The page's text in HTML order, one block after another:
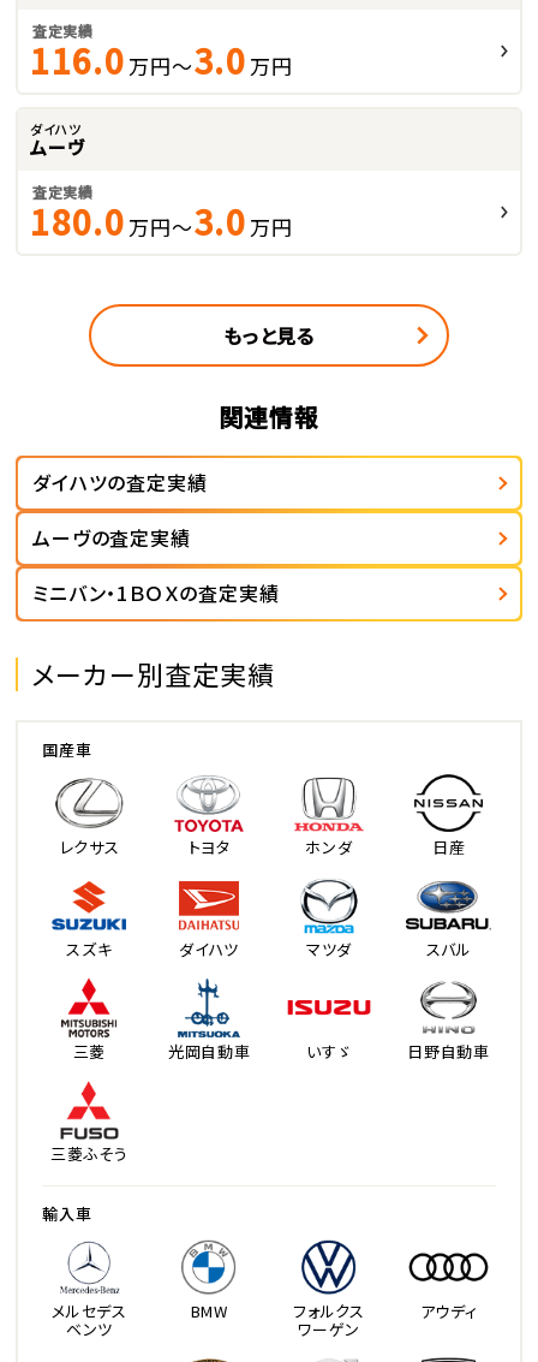
査定実績
116.0 万円～3.0 万円
ダイハツ
ムーヴ
査定実績
180.0 万円～3.0 万円
もっと見る
関連情報
ダイハツの査定実績
ムーヴの査定実績
ミニバン・1ＢＯＸの査定実績
メーカー別査定実績
国産車
レクサス トヨタ ホンダ 日産
スズキ ダイハツ マツダ スバル
三菱 光岡自動車 いすゞ 日野自動車
三菱ふそう
輸入車
メルセデス
ベンツ
BMW フォルクス
ワーゲン
アウディ